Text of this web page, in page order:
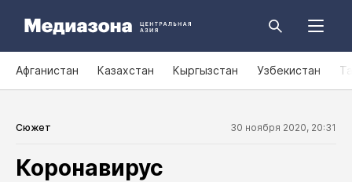
Афганистан Казахстан Кыргызстан Узбекистан
Сюжет 30 ноября 2020, 20:31
Коронавирус